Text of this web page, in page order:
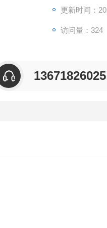
更新时间：
访问量：324
13671826025